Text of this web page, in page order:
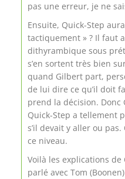
pas une erreur, je ne
Ensuite, Quick-Step
tactiquement » ? Il faut
dithyrambique sous
s’en sortent très bien
quand Gilbert part,
de lui dire ce qu’il doit
prend la décision.
Quick-Step a tellement
s’il devait y aller ou
ce niveau.
Voilà les explications
parlé avec Tom